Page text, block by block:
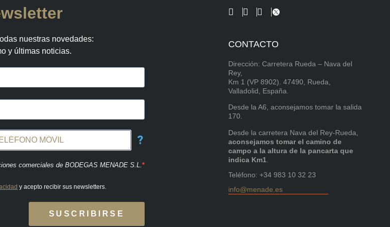
nuestras novedades:
y últimas noticias.
?
comerciales de BODEGAS MENADE S.L.
y acepto recibir sus newsletters.
SUSCRIBIRSE
CONTACTO
Dirección: Carretera Rueda – Nava del
Rey,
Km 1 (VP 8902). 47490, Rueda,
Valladolid, España.
Desde la A6, aconsejamos tomar la salida
170.
Desde la carretera Nava del Rey-Rueda,
aconsejamos tomar el camino de
campo a la altura de la pancarta que
indica Km1
Teléfono: +34 983 10 32 23
info@menade.es